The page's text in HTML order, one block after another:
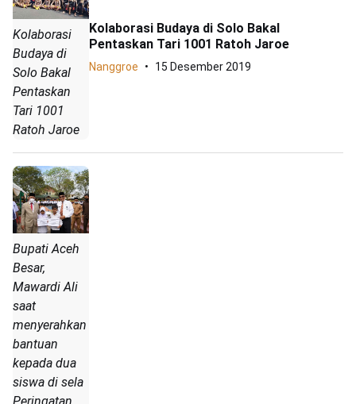
Kolaborasi
Budaya di
Solo Bakal
Pentaskan
Tari 1001
Ratoh Jaroe
Kolaborasi Budaya di Solo Bakal
Pentaskan Tari 1001 Ratoh Jaroe
Nanggroe 15 Desember 2019
Bupati Aceh
Besar,
Mawardi Ali
saat
menyerahkan
bantuan
kepada dua
siswa di sela